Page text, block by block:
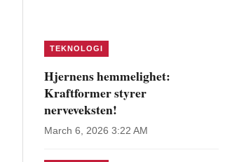
TEKNOLOGI
Hjernens hemmelighet:
Kraftformer styrer
nerveveksten!
March 6, 2026 3:22 AM